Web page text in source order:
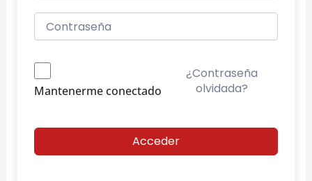
Mantenerme conectado
¿Contraseña
olvidada?
Acceder